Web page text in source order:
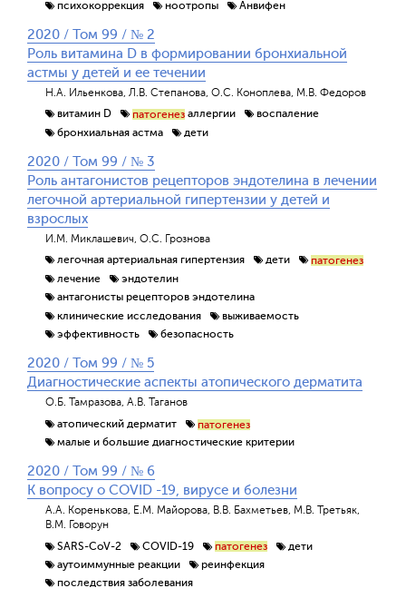
психокоррекция
ноотропы Анвифен
2020 / Том 99 / № 2
Роль витамина D в формировании бронхиальной
астмы у детей и ее течении
Н.А. Ильенкова, Л.В. Степанова, О.С. Коноплева, М.В. Федоров
витамин D
патогенез аллергии
воспаление
бронхиальная астма
дети
2020 / Том 99 / № 3
Роль антагонистов рецепторов эндотелина в лечении
легочной артериальной гипертензии у детей и
взрослых
И.М. Миклашевич, О.С. Грознова
легочная артериальная гипертензия
дети
патогенез
лечение
эндотелин
антагонисты рецепторов эндотелина
клинические исследования
выживаемость
эффективность
безопасность
2020 / Том 99 / № 5
Диагностические аспекты атопического дерматита
О.Б. Тамразова, А.В. Таганов
атопический дерматит
патогенез
малые и большие диагностические критерии
2020 / Том 99 / № 6
К вопросу о СOVID -19, вирусе и болезни
А.А. Коренькова, Е.М. Майорова, В.В. Бахметьев, М.В. Третьяк,
В.М. Говорун
SARS-CoV-2
COVID-19 патогенез
дети
аутоиммунные реакции
реинфекция
последствия заболевания